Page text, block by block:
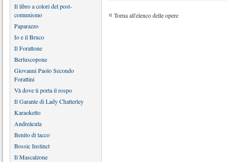
Il libro a colori del post-
comunismo
Paparazzo
Io e il Bruco
Il Forattone
Berluscopone
Giovanni Paolo Secondo
Forattini
Và dove ti porta il rospo
Il Garante di Lady Chatterley
Karaoketto
Andreàcula
Benito di tacco
Bossic Instinct
Il Mascalzone
Torna all'elenco delle opere